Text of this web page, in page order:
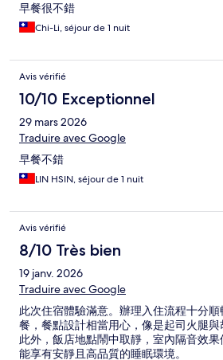
早餐很不錯
Chi-Li, séjour de 1 nuit
Avis vérifié
10/10 Exceptionnel
29 mars 2026
Traduire avec Google
早餐不錯
LIN HSIN, séjour de 1 nuit
Avis vérifié
8/10 Très bien
19 janv. 2026
Traduire avec Google
此次住宿體驗滿意。辦理入住流程十分
餐，餐點設計相當用心，像是起司火腿與
此外，飯店地點鬧中取靜，室內隔音效
能享有安靜且高品質的睡眠環境。